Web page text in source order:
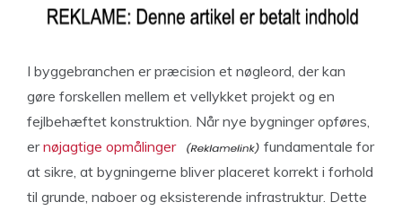
I byggebranchen er præcision et nøgleord, der kan
gøre forskellen mellem et vellykket projekt og en
fejlbehæftet konstruktion. Når nye bygninger opføres,
ernøjagtige opmålinger
fundamentale for
at sikre, at bygningerne bliver placeret korrekt i forhold
til grunde, naboer og eksisterende infrastruktur. Dette